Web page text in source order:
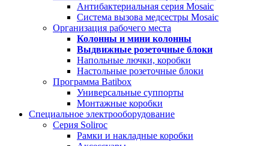
Антибактериальная серия Mosaic
Система вызова медсестры Mosaic
Организация рабочего места
Колонны и мини колонны
Выдвижные розеточные блоки
Напольные лючки, коробки
Настольные розеточные блоки
Программа Batibox
Универсальные суппорты
Монтажные коробки
Специальное электрооборудование
Серия Soliroc
Рамки и накладные коробки